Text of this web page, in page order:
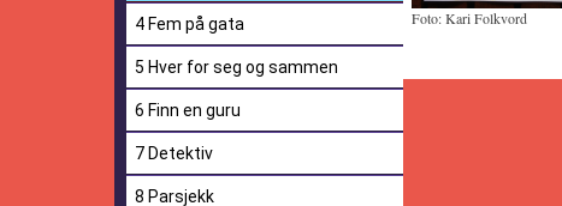
4 Fem på gata
5 Hver for seg og sammen
6 Finn en guru
7 Detektiv
8 Parsjekk
Foto: Kari Folkvord